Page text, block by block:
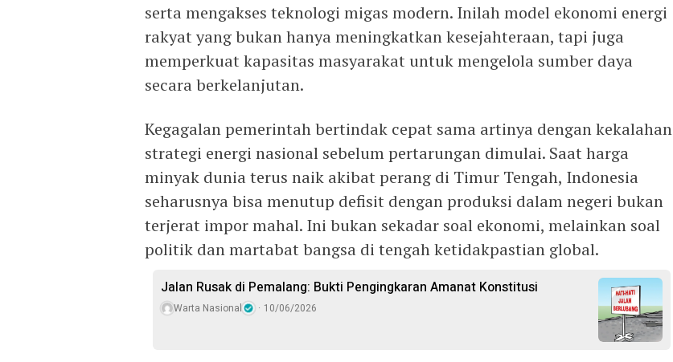
serta mengakses teknologi migas modern. Inilah model ekonomi energi
rakyat yang bukan hanya meningkatkan kesejahteraan, tapi juga
memperkuat kapasitas masyarakat untuk mengelola sumber daya
secara berkelanjutan.
Kegagalan pemerintah bertindak cepat sama artinya dengan kekalahan
strategi energi nasional sebelum pertarungan dimulai. Saat harga
minyak dunia terus naik akibat perang di Timur Tengah, Indonesia
seharusnya bisa menutup defisit dengan produksi dalam negeri bukan
terjerat impor mahal. Ini bukan sekadar soal ekonomi, melainkan soal
politik dan martabat bangsa di tengah ketidakpastian global.
Jalan Rusak di Pemalang: Bukti Pengingkaran Amanat Konstitusi
Warta Nasional 10/06/2026